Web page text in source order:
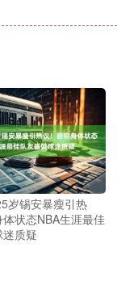
岁锡安暴瘦引热
状态NBA生涯最佳
质疑